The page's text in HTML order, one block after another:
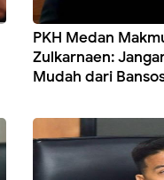
PKH Medan
Zulkarnaen:
Mudah dari